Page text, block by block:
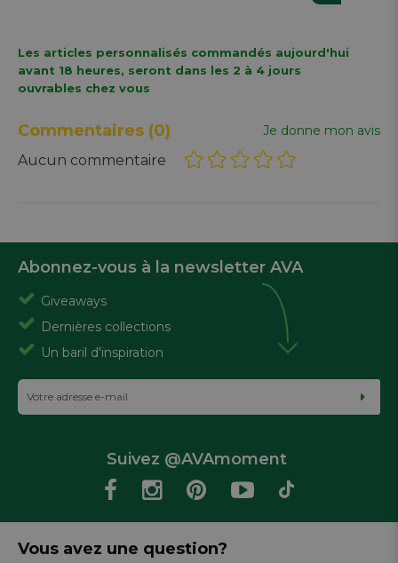
Les articles personnalisés commandés aujourd'hui
avant 18 heures, seront dans les 2 à 4 jours
ouvrables chez vous
Commentaires (0) Je donne mon avis
Aucun commentaire
Abonnez-vous à la newsletter AVA
Giveaways
Dernières collections
Un baril d'inspiration
Suivez @AVAmoment
Vous avez une question?